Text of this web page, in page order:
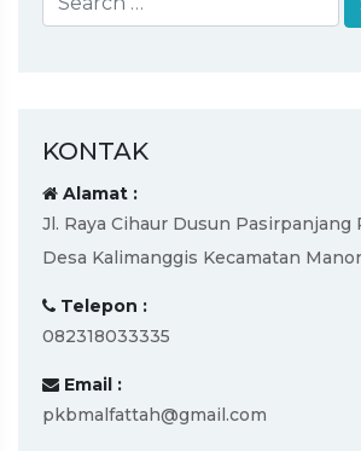
KONTAK
Alamat :
Jl. Raya Cihaur Dusun Pasirpanjang
Desa Kalimanggis Kecamatan
Telepon :
082318033335
Email :
pkbmalfattah@gmail.com